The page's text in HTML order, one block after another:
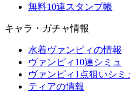
無料10連スタンプ帳
キャラ・ガチャ情報
水着ヴァンピィの情報
ヴァンピィ10連シミュ
ヴァンピィ1点狙いシミ
ティアの情報